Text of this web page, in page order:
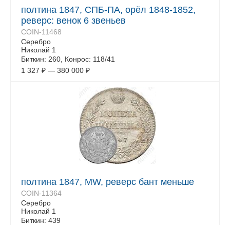
полтина 1847, СПБ-ПА, орёл 1848-1852,
реверс: венок 6 звеньев
COIN-11468
Серебро
Николай 1
Биткин: 260, Конрос: 118/41
1 327 ₽ — 380 000 ₽
полтина 1847, MW, реверс бант меньше
COIN-11364
Серебро
Николай 1
Биткин: 439